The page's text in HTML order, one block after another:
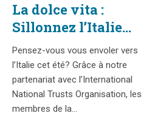
La dolce vita :
Sillonnez l’Italie
avec votre carte de
membre de la Fiducie
nationale
Pensez-vous vous envoler vers
l’Italie cet été? Grâce à notre
partenariat avec l’International
National Trusts Organisation, les
membres de la…